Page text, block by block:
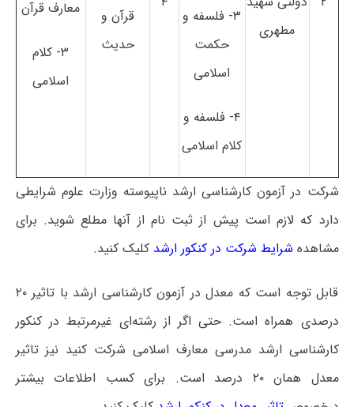
مطهری
۳- فلسفه و
حکمت
اسلامی
۴- فلسفه و
کلام اسلامی
قرآن و
حدیث
معارف قرآن
۳- کلام
اسلامی
شرکت در آزمون کارشناسی ارشد ناپیوسته وزارت علوم شرایطی
دارد که لازم است پیش از ثبت نام از آنها مطلع شوید. برای
مشاهده شرایط شرکت در کنکور ارشد کلیک کنید.
قابل توجه است که معدل در آزمون کارشناسی ارشد با تاثیر ۲۰
درصدی همراه است. حتی اگر از رشته‌ای غیرمرتبط در کنکور
کارشناسی ارشد مدرسی معارف اسلامی شرکت کنید نیز تاثیر
معدل همان ۲۰ درصد است. برای کسب اطلاعات بیشتر